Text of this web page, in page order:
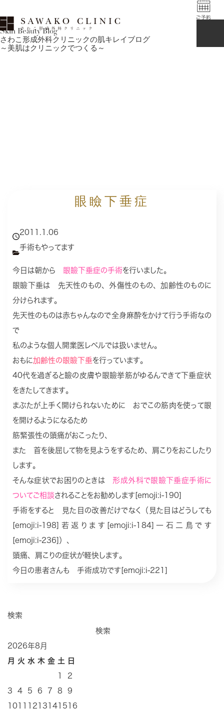
Skin Beauty Blog
さわこ形成外科クリニックの肌キレイブログ
～美肌はクリニックでつくる～
眼瞼下垂症
2011.1.06
手術もやってます
今日は朝から 眼瞼下垂症の手術を行いました。
眼瞼下垂は 先天性のもの、外傷性のもの、加齢性のものに
分けられます。
先天性のものは赤ちゃんなので全身麻酔をかけて行う手術なの
で
私のような個人開業医レベルでは扱いません。
おもに加齢性の眼瞼下垂を行っています。
40代を過ぎると瞼の皮膚や眼瞼挙筋がゆるんできて下垂症状
をきたしてきます。
まぶたが上手く開けられないために おでこの筋肉を使って眼
を開けるようになるため
筋緊張性の頭痛がおこったり、
また 首を後屈して物を見ようをするため、肩こりをおこしたり
します。
そんな症状でお困りのときは 形成外科で眼瞼下垂症手術に
ついてご相談されることをお勧めします[emoji:i-190]
手術をすると 見た目の改善だけでなく（見た目はどうしても
[emoji:i-198]若返ります[emoji:i-184]一石二鳥です
[emoji:i-236]）、
頭痛、肩こりの症状が軽快します。
今日の患者さんも 手術成功です[emoji:i-221]
検索
検索
2026年8月
月
火 水 木 金 土
日
2
3
4 5 6 7 8
9
10
12 13 14 15 16